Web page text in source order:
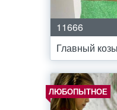
11666
Главный
ЛЮБОПЫТНОЕ